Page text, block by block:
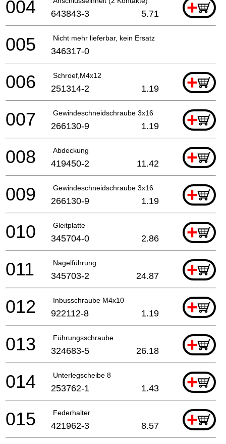
+
004 643843-3 5.71
Nicht mehr lieferbar, kein Ersatz
005 346317-0
Schroef,M4x12 +
006 251314-2 1.19
Gewindeschneidschraube 3x16 +
007 266130-9 1.19
Abdeckung +
008 419450-2 11.42
Gewindeschneidschraube 3x16 +
009 266130-9 1.19
Gleitplatte +
010 345704-0 2.86
Nagelführung +
011 345703-2 24.87
Inbusschraube M4x10 +
012 922112-8 1.19
Führungsschraube +
013 324683-5 26.18
Unterlegscheibe 8 +
014 253762-1 1.43
Federhalter +
015 421962-3 8.57